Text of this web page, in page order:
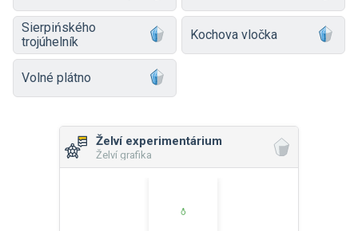
Sierpińského
trojúhelník
Kochova vločka
Volné plátno
Želví experimentárium
Želví grafika